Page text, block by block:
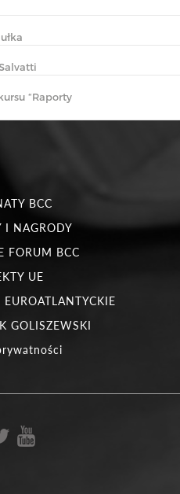
“Raporty
BCC
I NAGRODY
FORUM BCC
UE
GOLISZEWSKI